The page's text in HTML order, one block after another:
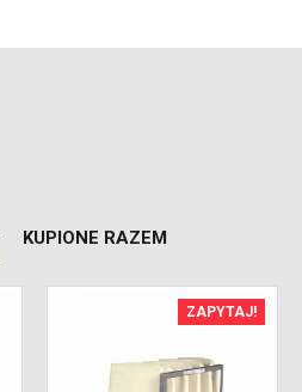
KUPIONE RAZEM
ZAPYTAJ!